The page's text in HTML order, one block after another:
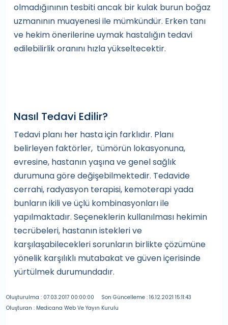
olmadığınının tesbiti ancak bir kulak burun boğaz
uzmanının muayenesi ile mümkündür. Erken tanı
ve hekim önerilerine uymak hastalığın tedavi
edilebilirlik oranını hızla yükseltecektir.
Nasıl Tedavi Edilir?
Tedavi planı her hasta için farklıdır. Planı
belirleyen faktörler, tümörün lokasyonuna,
evresine, hastanın yaşına ve genel sağlık
durumuna göre değişebilmektedir. Tedavide
cerrahi, radyasyon terapisi, kemoterapi yada
bunların ikili ve üçlü kombinasyonları ile
yapılmaktadır. Seçeneklerin kullanılması hekimin
tecrübeleri, hastanın istekleri ve
karşılaşabilecekleri sorunların birlikte çözümüne
yönelik karşılıklı mutabakat ve güven içerisinde
yürtülmek durumundadır.
Oluşturulma : 07.03.2017 00:00:00
Son Güncelleme : 16.12.2021 15:11:43
Oluşturan : Medicana Web Ve Yayın Kurulu